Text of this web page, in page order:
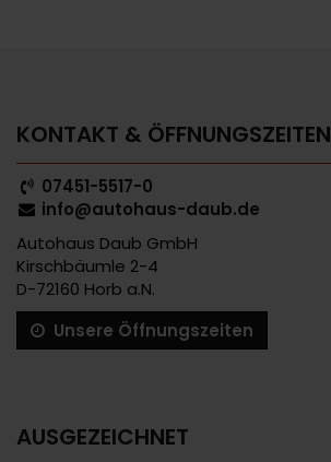
KONTAKT & ÖFFNUNGSZEITEN
07451-5517-0
info@autohaus-daub.de
Autohaus Daub GmbH
Kirschbäumle 2-4
D-72160 Horb a.N.
Unsere Öffnungszeiten
AUSGEZEICHNET